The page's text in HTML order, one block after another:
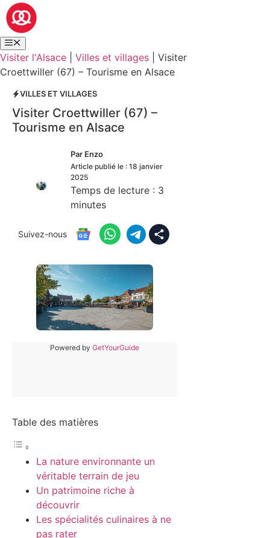
Visiter l'Alsace Villes et villages
Visiter
Croettwiller (67) – Tourisme en Alsace
VILLES ET VILLAGES
Visiter Croettwiller (67) –
Tourisme en Alsace
Par Enzo
Article publié le : 18 janvier
2025
Temps de lecture : 3
minutes
Suivez-nous
Powered by GetYourGuide
Table des matières
La nature environnante un
véritable terrain de jeu
Un patrimoine riche à
découvrir
Les spécialités culinaires à ne
pas rater